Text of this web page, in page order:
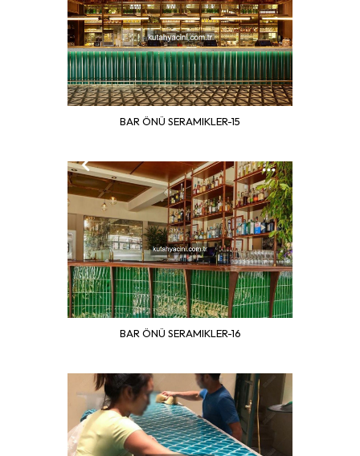
BAR ÖNÜ SERAMIKLER-15
BAR ÖNÜ SERAMIKLER-16